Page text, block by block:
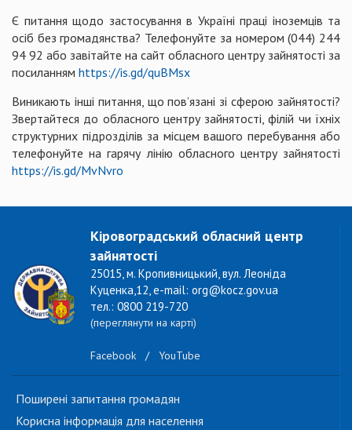
Є питання щодо застосування в Україні праці іноземців та
осіб без громадянства? Телефонуйте за номером (044) 244
94 92 або завітайте на сайт обласного центру зайнятості за
посиланням https://is.gd/quBMsx
Виникають інші питання, що пов’язані зі сферою зайнятості?
Звертайтеся до обласного центру зайнятості, філій чи їхніх
структурних підрозділів за місцем вашого перебування або
телефонуйте на гарячу лінію обласного центру зайнятості
https://is.gd/MvNvro
Кіровоградський обласний центр
зайнятості
25015, м. Кропивницький, вул. Леоніда
Куценка,12, e-mail: org@kocz.gov.ua
тел.: 0800 219-720
(переглянути на карті)
Facebook / YouTube
Поширені запитання громадян
Корисна інформація для населення